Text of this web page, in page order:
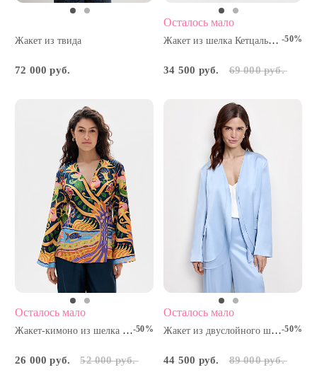
Жакет из твида
72 000 руб.
Осталось мало
Жакет из шелка Кетцалькоатль -50%
34 500 руб. 69 000 руб.
Осталось мало
Жакет-кимоно из шелка Дерево Сейба-50%
26 000 руб. 52 000 руб.
Осталось мало
Жакет из двуслойного шелка-50%
44 500 руб. 89 000 руб.